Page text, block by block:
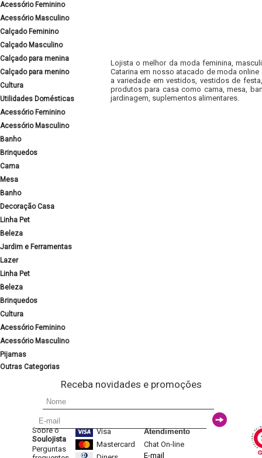
Acessório Feminino
Acessório Masculino
Calçado Feminino
Calçado Masculino
Calçado para menina
Calçado para menino
Cultura
Utilidades Domésticas
Acessório Feminino
Acessório Masculino
Banho
Brinquedos
Cama
Mesa
Banho
Decoração Casa
Linha Pet
Beleza
Jardim e Ferramentas
Lazer
Linha Pet
Beleza
Brinquedos
Cultura
Acessório Feminino
Acessório Masculino
Pijamas
Outras Categorias
Lojista o melhor da moda feminina,
Catarina em nosso atacado de moda
a variedade em vestidos, vestidos de
produtos para casa como cama, mesa,
jardinagem, suplementos alimentares.
Receba novidades e promoções
Sobre o
Soulojista
Perguntas
Visa
Mastercard
Atendimento
Chat On-line
E-mail